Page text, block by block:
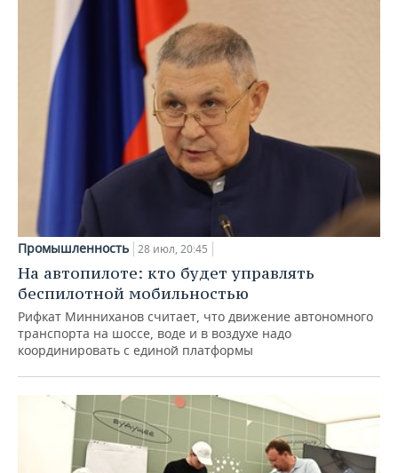
Промышленность 28 июл, 20:45
На автопилоте: кто будет управлять
беспилотной мобильностью
Рифкат Минниханов считает, что движение автономного
транспорта на шоссе, воде и в воздухе надо
координировать с единой платформы